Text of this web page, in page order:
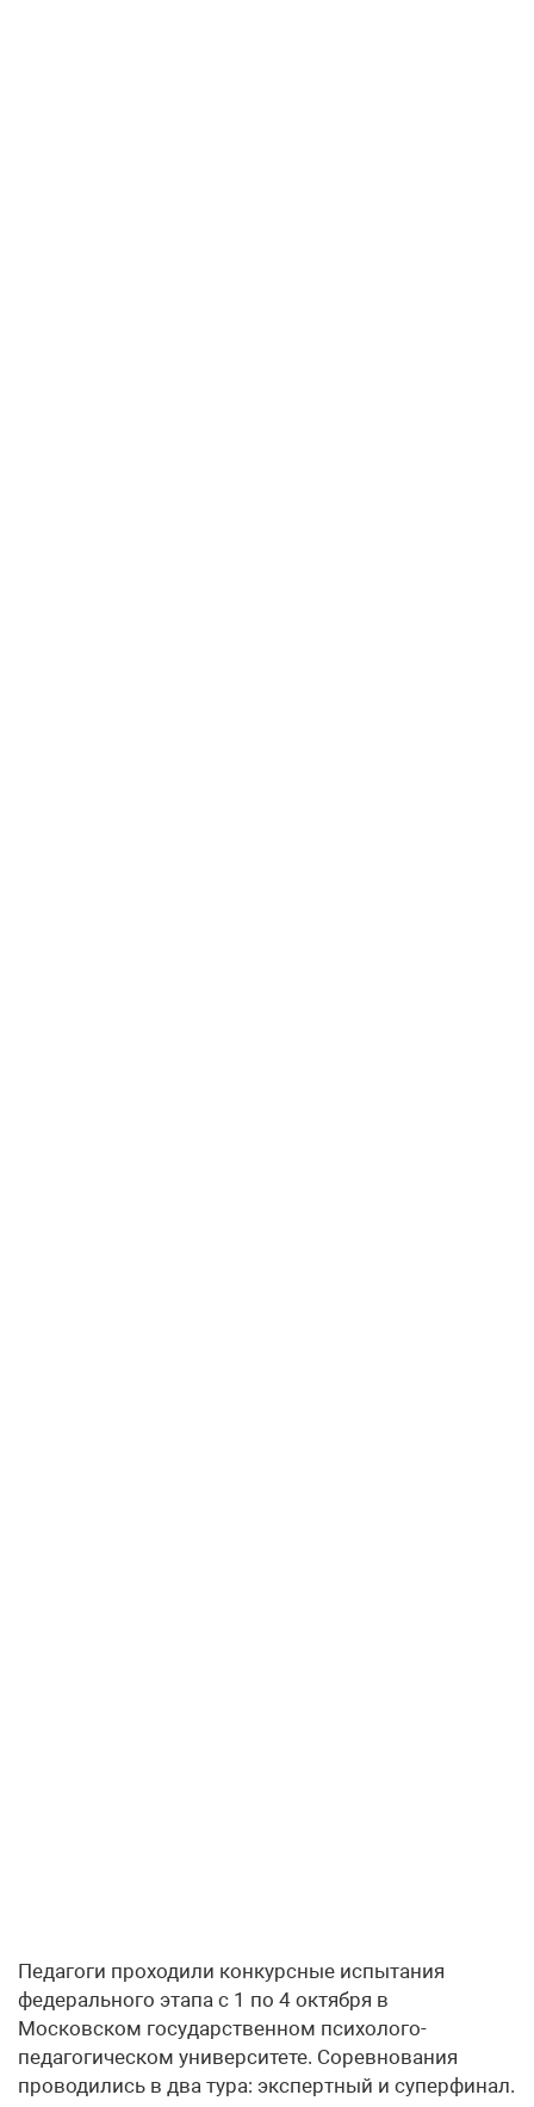
Педагоги проходили конкурсные испытания
федерального этапа с 1 по 4 октября в
Московском государственном психолого-
педагогическом университете. Соревнования
проводились в два тура: экспертный и суперфинал.